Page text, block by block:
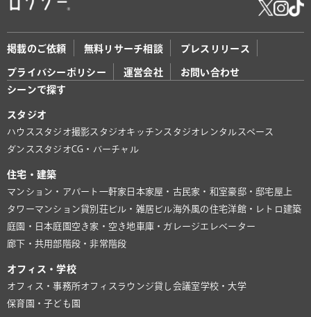
掲載のご依頼 無料リサーチ相談 プレスリリース
プライバシーポリシー 運営会社
お問い合わせ
シーンで探す
スタジオ
ハウススタジオ撮影スタジオキッチンスタジオ レンタルスペース
ダンススタジオCG・バーチャル
住宅・建築
マンション・アパート 一軒家 日本家屋・古民家・和室豪邸・邸宅屋上
タワーマンション貸別荘ビル・雑居ビル海外風の住宅洋館・レトロ建築
庭園・日本庭園 空き家・空き地 車庫・ガレージ エレベーター
廊下・共用部 階段・非常階段
オフィス・学校
オフィス・事務所オフィスラウンジ貸し会議室学校・大学
保育園・子ども園